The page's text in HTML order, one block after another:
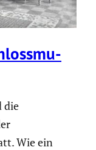
die
Wie ein